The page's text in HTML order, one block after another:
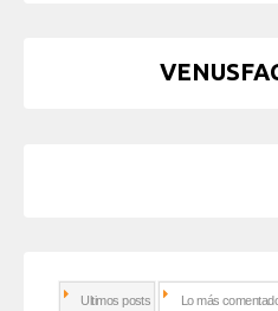
Ultimos posts Lo más